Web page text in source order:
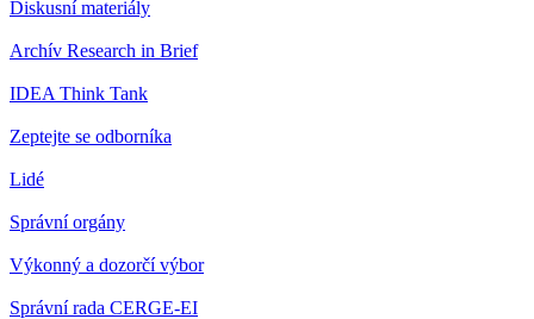
Diskusní materiály
Archív Research in Brief
IDEA Think Tank
Zeptejte se odborníka
Lidé
Správní orgány
Výkonný a dozorčí výbor
Správní rada CERGE-EI